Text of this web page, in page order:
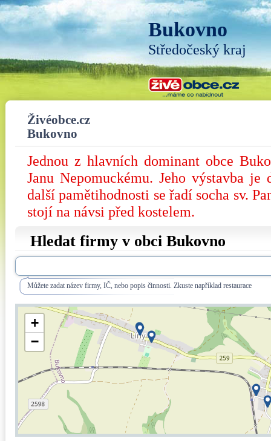
Bukovno
Středočeský kraj
Živéobce.cz
Bukovno
Jednou z hlavních dominant obce
Janu Nepomuckému. Jeho výstavba
další pamětihodnosti se řadí socha sv.
stojí na návsi před kostelem.
Hledat firmy v obci Bukovno
Můžete zadat název firmy, IČ, nebo popis činnosti. Zkuste například restaurace
+
−